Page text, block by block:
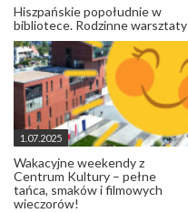
Hiszpańskie popołudnie w
bibliotece. Rodzinne warsztaty
1.07.2025
Wakacyjne weekendy z
Centrum Kultury – pełne
tańca, smaków i filmowych
wieczorów!